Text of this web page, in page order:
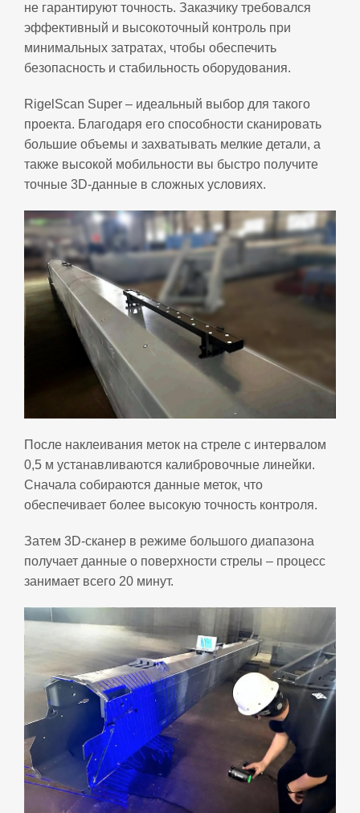
не гарантируют точность. Заказчику требовался
эффективный и высокоточный контроль при
минимальных затратах, чтобы обеспечить
безопасность и стабильность оборудования.
RigelScan Super – идеальный выбор для такого
проекта. Благодаря его способности сканировать
большие объемы и захватывать мелкие детали, а
также высокой мобильности вы быстро получите
точные 3D‑данные в сложных условиях.
После наклеивания меток на стреле с интервалом
0,5 м устанавливаются калибровочные линейки.
Сначала собираются данные меток, что
обеспечивает более высокую точность контроля.
Затем 3D‑сканер в режиме большого диапазона
получает данные о поверхности стрелы – процесс
занимает всего 20 минут.